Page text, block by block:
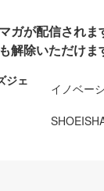
ガが配信され
解除いただけま
ジェ
イノベー